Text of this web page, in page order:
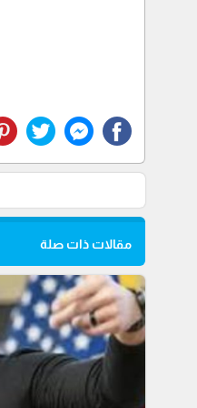
مقالات ذات صلة